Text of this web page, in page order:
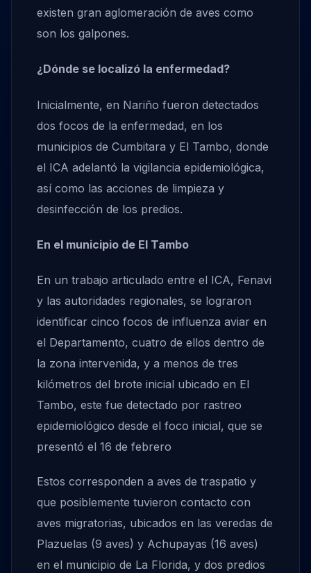
existen gran aglomeración de aves como
son los galpones.
¿Dónde se localizó la enfermedad?
Inicialmente, en Nariño fueron detectados
dos focos de la enfermedad, en los
municipios de Cumbitara y El Tambo, donde
el ICA adelantó la vigilancia epidemiológica,
así como las acciones de limpieza y
desinfección de los predios.
En el municipio de El Tambo
En un trabajo articulado entre el ICA, Fenavi
y las autoridades regionales, se lograron
identificar cinco focos de influenza aviar en
el Departamento, cuatro de ellos dentro de
la zona intervenida, y a menos de tres
kilómetros del brote inicial ubicado en El
Tambo, este fue detectado por rastreo
epidemiológico desde el foco inicial, que se
presentó el 16 de febrero
Estos corresponden a aves de traspatio y
que posiblemente tuvieron contacto con
aves migratorias, ubicados en las veredas de
Plazuelas (9 aves) y Achupayas (16 aves)
en el municipio de La Florida, y dos predios